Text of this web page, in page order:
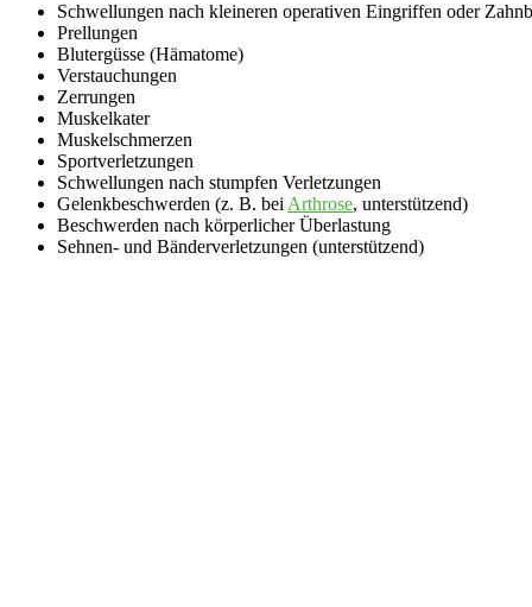
Schwellungen nach kleineren operativen Eingriffen oder
Prellungen
Blutergüsse (Hämatome)
Verstauchungen
Zerrungen
Muskelkater
Muskelschmerzen
Sportverletzungen
Schwellungen nach stumpfen Verletzungen
Gelenkbeschwerden (z. B. bei Arthrose, unterstützend)
Beschwerden nach körperlicher Überlastung
Sehnen- und Bänderverletzungen (unterstützend)